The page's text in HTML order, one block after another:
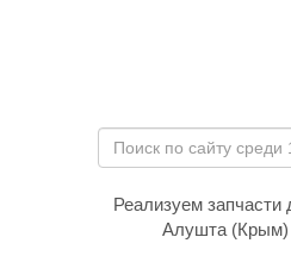
Реализуем запчасти
Алушта (Крым)